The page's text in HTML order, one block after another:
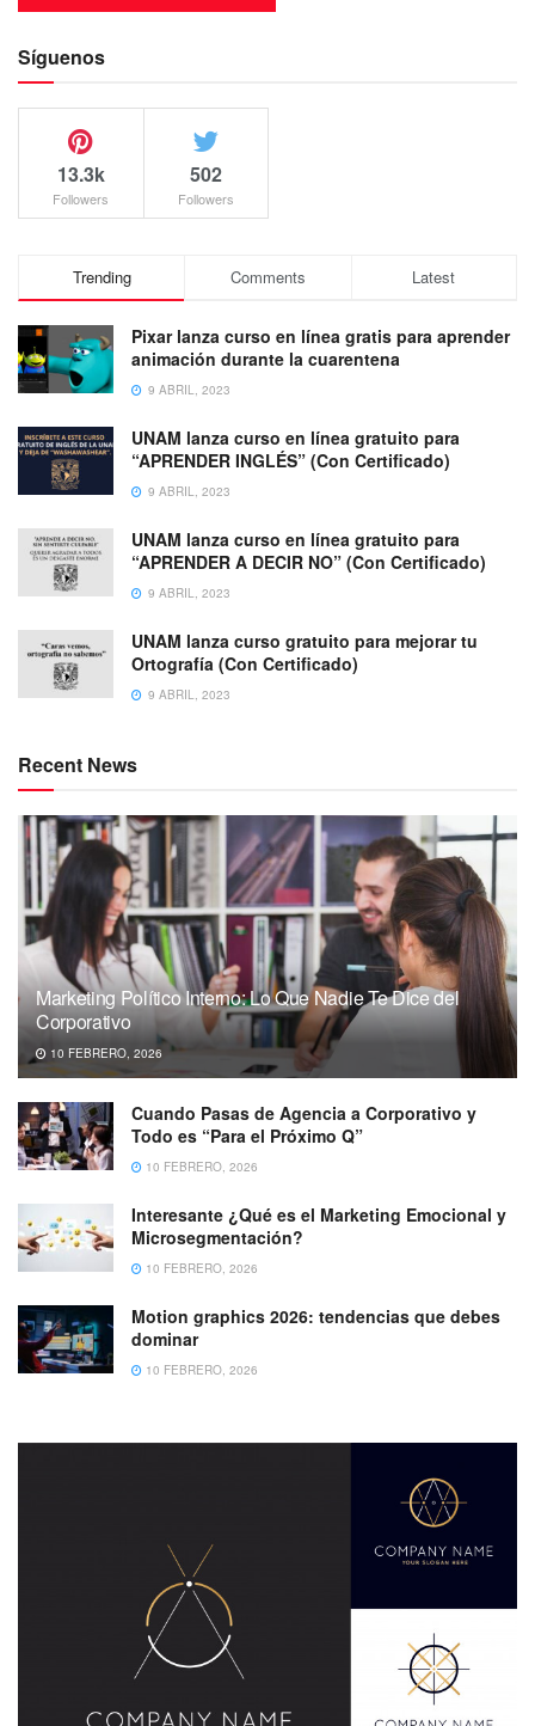
Síguenos
13.3k
Followers
502
Followers
Trending Comments Latest
Pixar lanza curso en línea gratis para aprender
animación durante la cuarentena
9 ABRIL, 2023
UNAM lanza curso en línea gratuito para
“APRENDER INGLÉS” (Con Certificado)
9 ABRIL, 2023
UNAM lanza curso en línea gratuito para
“APRENDER A DECIR NO” (Con Certificado)
9 ABRIL, 2023
UNAM lanza curso gratuito para mejorar tu
Ortografía (Con Certificado)
9 ABRIL, 2023
Recent News
Marketing Político Interno: Lo Que Nadie Te Dice del
Corporativo
10 FEBRERO, 2026
Cuando Pasas de Agencia a Corporativo y
Todo es “Para el Próximo Q”
10 FEBRERO, 2026
Interesante ¿Qué es el Marketing Emocional y
Microsegmentación?
10 FEBRERO, 2026
Motion graphics 2026: tendencias que debes
dominar
10 FEBRERO, 2026